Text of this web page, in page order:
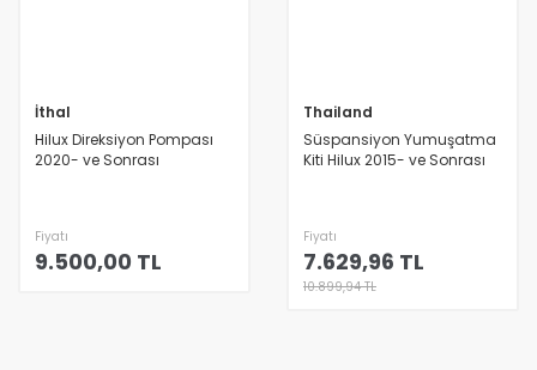
İthal
Hilux Direksiyon Pompası
2020- ve Sonrası
Fiyatı
9.500,00 TL
Thailand
Süspansiyon Yumuşatma
Kiti Hilux 2015- ve Sonrası
Fiyatı
7.629,96 TL
10.899,94 TL